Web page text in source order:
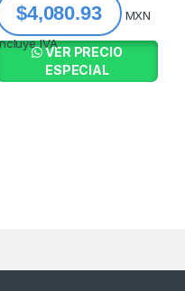
$4,080.93
MXN
IVA
VER PRECIO
ESPECIAL